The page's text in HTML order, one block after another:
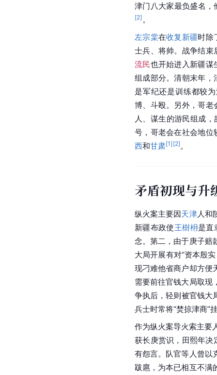
津门八大家最负盛名
[2] 。
左宗棠在收复新疆时除
士兵、将帅。战争结束
流民也开始进入新疆谋
组成部分。清朝末年 ，
是军纪还是训练都较
博、斗殴。另外，哥老
人、谋生的游民组成
号，哥老会在社会地
西和甘肃[1] [2] 。
矛盾初现与升
纵火案主要因天津人和
新疆布政使王樹枏是直
念。第二，由于庚子赔
大局开展有对“资本殷
现刁难他省商户却方便
需要前往官钱大局取现
争执后，轻则被官钱大
兵士时常将“焚掠津商”
作为纵火案导火索主要
获长庚赏识，田熙年决
有怨言。队官等人曾以
跋扈，为本已相互不满